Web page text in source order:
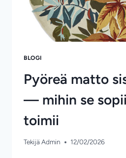
BLOGI
Pyöreä matto
— mihin se
toimii
Tekijä Admin 12/02/2026